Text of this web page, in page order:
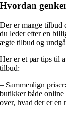
Hvordan
Der er mange tilbud
du leder efter en
ægte tilbud og
Her er et par tips til
tilbud:
– Sammenlign
butikker både
over, hvad der er en